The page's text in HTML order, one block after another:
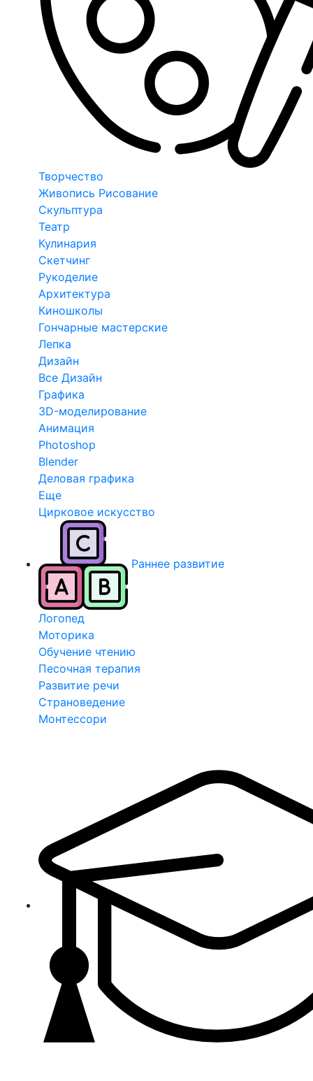
Творчество
Живопись Рисование
Скульптура
Театр
Кулинария
Скетчинг
Рукоделие
Архитектура
Киношколы
Гончарные мастерские
Лепка
Дизайн
Все Дизайн
Графика
3D-моделирование
Анимация
Photoshop
Blender
Деловая графика
Еще
Цирковое искусство
Раннее развитие
Логопед
Моторика
Обучение чтению
Песочная терапия
Развитие речи
Страноведение
Монтессори